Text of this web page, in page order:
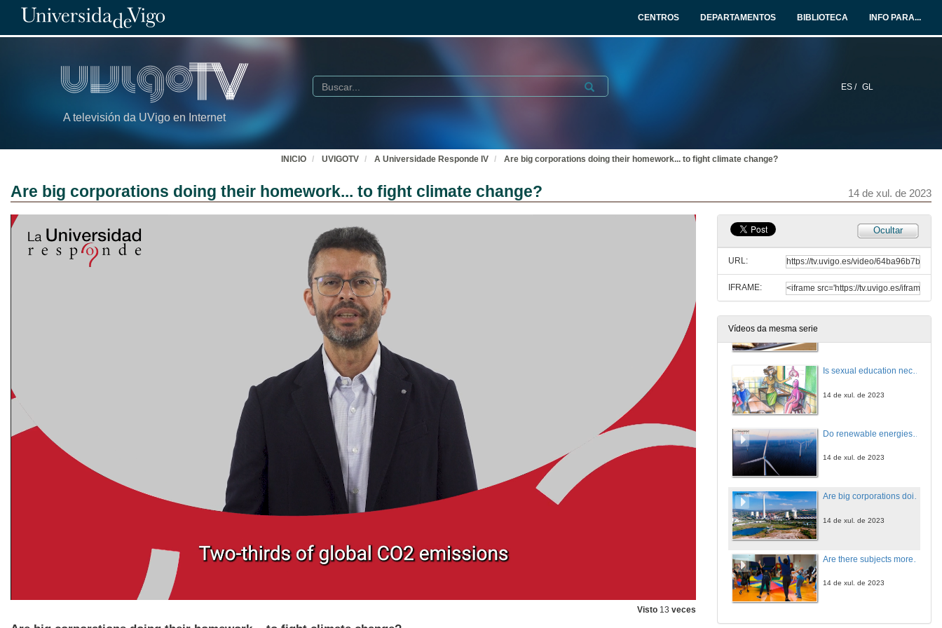
CENTROS DEPARTAMENTOS BIBLIOTECA INFO PARA...
A televisión da UVigo en Internet
ES / GL
Buscar Submit
INICIO UVIGOTV A Universidade Responde IV Are big corporations doing their homework... to fight climate change?
Are big corporations doing their homework... to fight climate change? 14 de xul. de 2023
Visto 13 veces
Ocultar
URL:
IFRAME:
Vídeos da mesma serie
14 de xul. de 2023
14 de xul. de 2023
Is sexual education necessary from childhood?
14 de xul. de 2023
14 de xul. de 2023
Are big corporations doing their homework... to fight climate change?
14 de xul. de 2023
14 de xul. de 2023